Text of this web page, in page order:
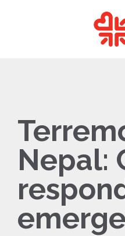
Nepal: